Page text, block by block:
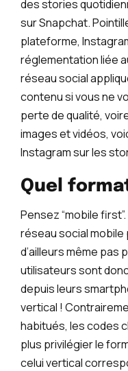
des stories
sur Snapchat.
plateforme,
réglementation liée
réseau social
contenu si vous ne
perte de qualité,
images et vidéos,
Instagram sur les
Quel
Pensez “mobile
réseau social
d’ailleurs même pas
utilisateurs sont
depuis leurs
vertical !
habitués, les codes
plus privilégier le
celui vertical